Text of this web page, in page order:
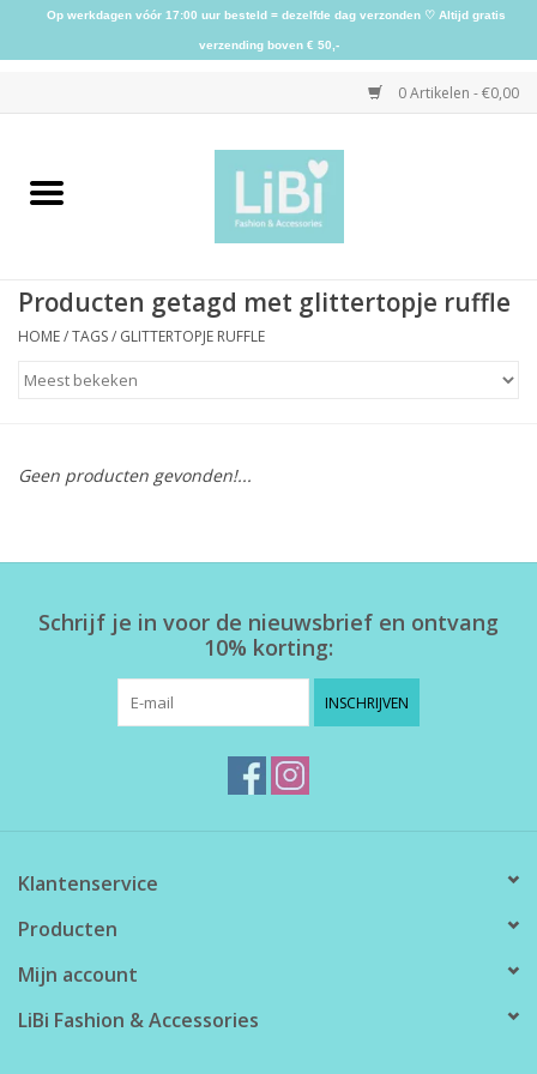
0 Artikelen - €0,00
Home
Schoenen
Herensokken
Producten getagd met glittertopje ruffle
HOME/TAGS/ GLITTERTOPJE RUFFLE
Geen producten gevonden!...
Schrijf je in voor de nieuwsbrief en ontvang
10% korting:
INSCHRIJVEN
Klantenservice
Producten
Mijn account
LiBi Fashion & Accessories
Op werkdagen vóór 17:00 uur besteld = dezelfde dag verzonden ♡ Altijd gratis
verzending boven € 50,-